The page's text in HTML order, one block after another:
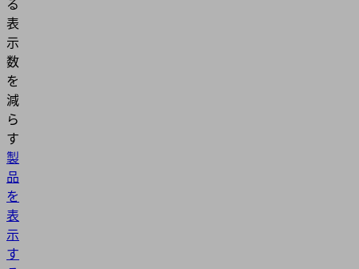
表
示
数
を
減
ら
す
製
品
を
表
示
す